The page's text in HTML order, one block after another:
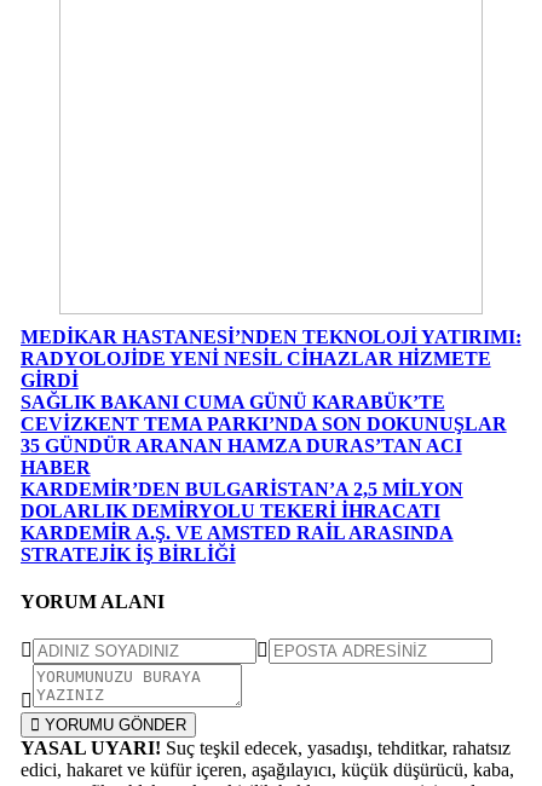
MEDİKAR HASTANESİ’NDEN TEKNOLOJİ YATIRIMI:
RADYOLOJİDE YENİ NESİL CİHAZLAR HİZMETE
GİRDİ
SAĞLIK BAKANI CUMA GÜNÜ KARABÜK’TE
CEVİZKENT TEMA PARKI’NDA SON DOKUNUŞLAR
35 GÜNDÜR ARANAN HAMZA DURAS’TAN ACI
HABER
KARDEMİR’DEN BULGARİSTAN’A 2,5 MİLYON
DOLARLIK DEMİRYOLU TEKERİ İHRACATI
KARDEMİR A.Ş. VE AMSTED RAİL ARASINDA
STRATEJİK İŞ BİRLİĞİ
YORUM ALANI
YORUMU GÖNDER
YASAL UYARI! Suç teşkil edecek, yasadışı, tehditkar, rahatsız
edici, hakaret ve küfür içeren, aşağılayıcı, küçük düşürücü, kaba,